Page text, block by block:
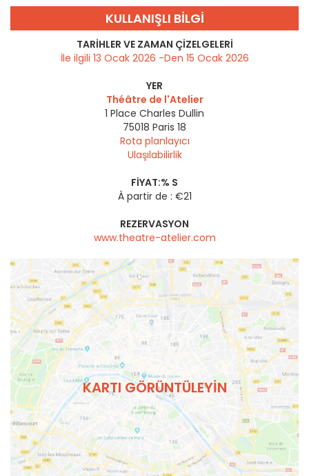
KULLANIŞLI BILGI
TARIHLER VE ZAMAN ÇIZELGELERI
İle ilgili 13 Ocak 2026 -Den 15 Ocak 2026
YER
Théâtre de l'Atelier
1 Place Charles Dullin
75018 Paris 18
Rota planlayıcı
Ulaşılabilirlik
FIYAT:% S
À partir de : €21
REZERVASYON
www.theatre-atelier.com
KARTI GÖRÜNTÜLEYIN